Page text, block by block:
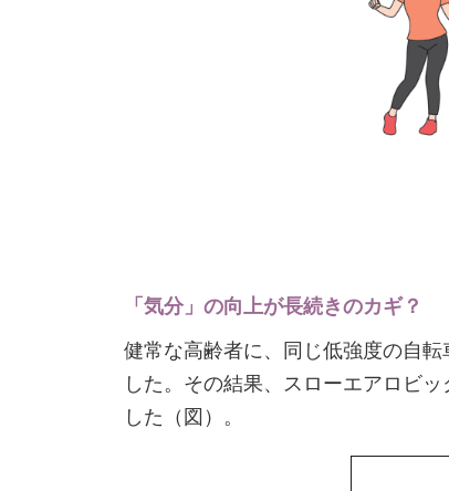
「気分」の向上が長続きのカギ？
健常な高齢者に、同じ低強度の自
した。その結果、スローエアロビ
した（図）。